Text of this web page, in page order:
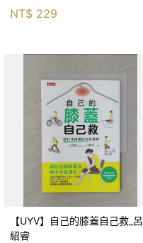
態系_柯智元
NT$ 229
【UYV】自己的膝蓋自己救_呂
紹睿